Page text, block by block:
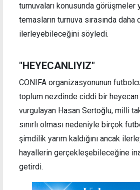
turnuvaları konusunda görüşmeler
temasların turnuva sırasında daha
ilerleyebileceğini söyledi.
"HEYECANLIYIZ"
CONIFA organizasyonunun
toplum nezdinde ciddi bir heyecan
vurgulayan Hasan Sertoğlu, milli
sınırlı olması nedeniyle birçok
şimdilik yarım kaldığını ancak
hayallerin gerçekleşebileceğine
getirdi.